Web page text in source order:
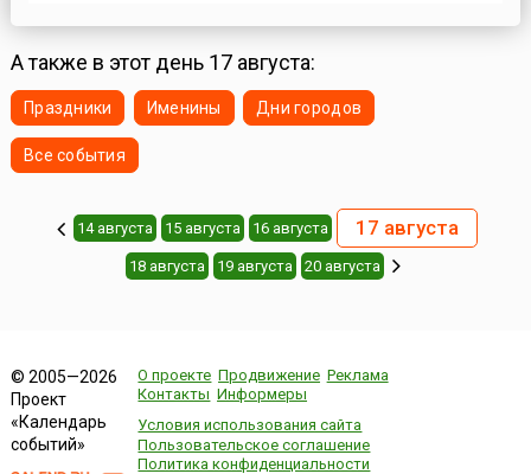
Советского Союза и охватившая практически все отрасли,
А также в этот день 17 августа:
Праздники Именины Дни городов
Все события
14 августа 15 августа 16 августа 17 августа
18 августа 19 августа 20 августа
© 2005—2026
Проект
«Календарь
событий»
О проекте Продвижение Реклама
Контакты Информеры
Условия использования сайта
Пользовательское соглашение
Политика конфиденциальности